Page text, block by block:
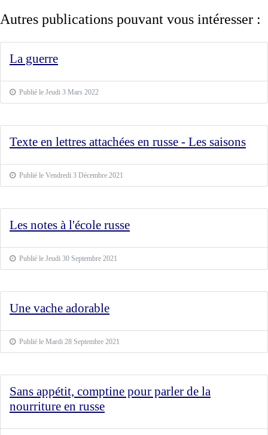
Autres publications pouvant vous intéresser :
La guerre
Publié le Jeudi 3 Mars 2022
Texte en lettres attachées en russe - Les saisons
Publié le Vendredi 3 Décembre 2021
Les notes à l'école russe
Publié le Jeudi 30 Septembre 2021
Une vache adorable
Publié le Mardi 28 Septembre 2021
Sans appétit, comptine pour parler de la
nourriture en russe